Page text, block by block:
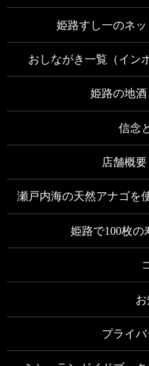
姫路すし一のネ
おしながき一覧（イン
姫路の地
信念
店舗概
瀬戸内海の天然アナゴを
姫路で100枚の
プライ